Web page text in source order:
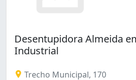
Desentupidora Almeida
Industrial
Trecho Municipal, 170